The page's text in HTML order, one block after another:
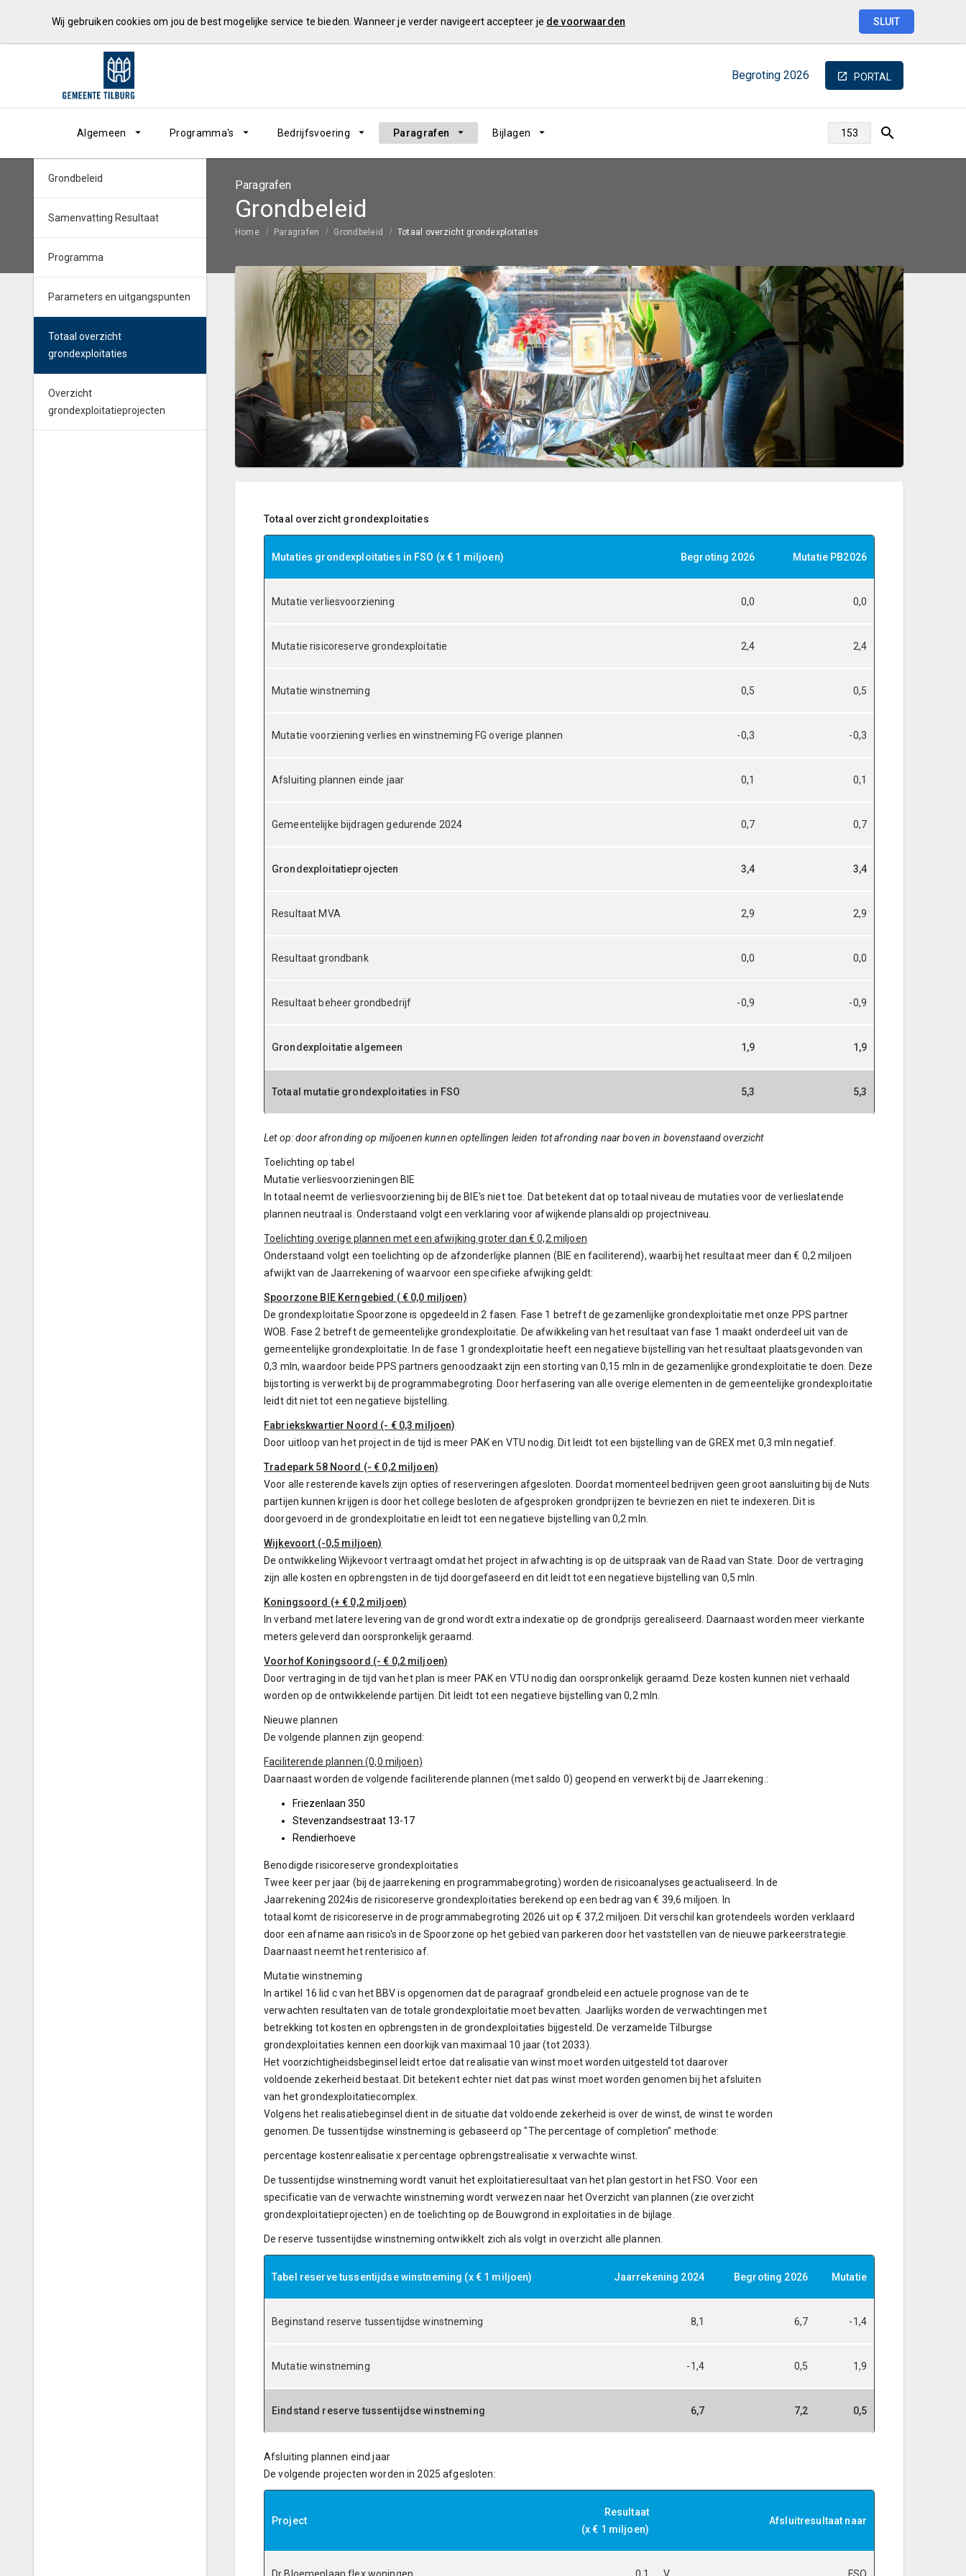
Wij gebruiken cookies om jou de best mogelijke service te bieden. Wanneer je verder navigeert accepteer je de voorwaarden SLUIT
Begroting 2026 PORTAL
Algemeen Programma's Bedrijfsvoering Paragrafen Bijlagen
Paragrafen
Grondbeleid
Home Paragrafen Grondbeleid Totaal overzicht grondexploitaties
Grondbeleid
Samenvatting Resultaat
Programma
Parameters en uitgangspunten
Totaal overzicht
grondexploitaties
Overzicht
grondexploitatieprojecten
Totaal overzicht grondexploitaties
Mutaties grondexploitaties in FSO (x € 1 miljoen) Begroting 2026 Mutatie PB2026
Mutatie verliesvoorziening 0,0 0,0
Mutatie risicoreserve grondexploitatie 2,4 2,4
Mutatie winstneming 0,5 0,5
Mutatie voorziening verlies en winstneming FG overige plannen -0,3 -0,3
Afsluiting plannen einde jaar 0,1 0,1
Gemeentelijke bijdragen gedurende 2024 0,7 0,7
Grondexploitatieprojecten 3,4 3,4
Resultaat MVA 2,9 2,9
Resultaat grondbank 0,0 0,0
Resultaat beheer grondbedrijf -0,9 -0,9
Grondexploitatie algemeen 1,9 1,9
Totaal mutatie grondexploitaties in FSO 5,3 5,3
Let op: door afronding op miljoenen kunnen optellingen leiden tot afronding naar boven in bovenstaand overzicht
Toelichting op tabel
Mutatie verliesvoorzieningen BIE
In totaal neemt de verliesvoorziening bij de BIE's niet toe. Dat betekent dat op totaal niveau de mutaties voor de verlieslatende
plannen neutraal is. Onderstaand volgt een verklaring voor afwijkende plansaldi op projectniveau.
Toelichting overige plannen met een afwijking groter dan € 0,2 miljoen
Onderstaand volgt een toelichting op de afzonderlijke plannen (BIE en faciliterend), waarbij het resultaat meer dan € 0,2 miljoen
afwijkt van de Jaarrekening of waarvoor een specifieke afwijking geldt:
Spoorzone BIE Kerngebied ( € 0,0 miljoen)
De grondexploitatie Spoorzone is opgedeeld in 2 fasen. Fase 1 betreft de gezamenlijke grondexploitatie met onze PPS partner
WOB. Fase 2 betreft de gemeentelijke grondexploitatie. De afwikkeling van het resultaat van fase 1 maakt onderdeel uit van de
gemeentelijke grondexploitatie. In de fase 1 grondexploitatie heeft een negatieve bijstelling van het resultaat plaatsgevonden van
0,3 mln, waardoor beide PPS partners genoodzaakt zijn een storting van 0,15 mln in de gezamenlijke grondexploitatie te doen. Deze
bijstorting is verwerkt bij de programmabegroting. Door herfasering van alle overige elementen in de gemeentelijke grondexploitatie
leidt dit niet tot een negatieve bijstelling.
Fabriekskwartier Noord (- € 0,3 miljoen)
Door uitloop van het project in de tijd is meer PAK en VTU nodig. Dit leidt tot een bijstelling van de GREX met 0,3 mln negatief.
Tradepark 58 Noord (- € 0,2 miljoen)
Voor alle resterende kavels zijn opties of reserveringen afgesloten. Doordat momenteel bedrijven geen groot aansluiting bij de Nuts
partijen kunnen krijgen is door het college besloten de afgesproken grondprijzen te bevriezen en niet te indexeren. Dit is
doorgevoerd in de grondexploitatie en leidt tot een negatieve bijstelling van 0,2 mln.
Wijkevoort (-0,5 miljoen)
De ontwikkeling Wijkevoort vertraagt omdat het project in afwachting is op de uitspraak van de Raad van State. Door de vertraging
zijn alle kosten en opbrengsten in de tijd doorgefaseerd en dit leidt tot een negatieve bijstelling van 0,5 mln.
Koningsoord (+ € 0,2 miljoen)
In verband met latere levering van de grond wordt extra indexatie op de grondprijs gerealiseerd. Daarnaast worden meer vierkante
meters geleverd dan oorspronkelijk geraamd.
Voorhof Koningsoord (- € 0,2 miljoen)
Door vertraging in de tijd van het plan is meer PAK en VTU nodig dan oorspronkelijk geraamd. Deze kosten kunnen niet verhaald
worden op de ontwikkelende partijen. Dit leidt tot een negatieve bijstelling van 0,2 mln.
Nieuwe plannen
De volgende plannen zijn geopend:
Faciliterende plannen (0,0 miljoen)
Daarnaast worden de volgende faciliterende plannen (met saldo 0) geopend en verwerkt bij de Jaarrekening.:
Friezenlaan 350
Stevenzandsestraat 13-17
Rendierhoeve
Benodigde risicoreserve grondexploitaties
Twee keer per jaar (bij de jaarrekening en programmabegroting) worden de risicoanalyses geactualiseerd. In de
Jaarrekening 2024is de risicoreserve grondexploitaties berekend op een bedrag van € 39,6 miljoen. In
totaal komt de risicoreserve in de programmabegroting 2026 uit op € 37,2 miljoen. Dit verschil kan grotendeels worden verklaard
door een afname aan risico's in de Spoorzone op het gebied van parkeren door het vaststellen van de nieuwe parkeerstrategie.
Daarnaast neemt het renterisico af.
Mutatie winstneming
In artikel 16 lid c van het BBV is opgenomen dat de paragraaf grondbeleid een actuele prognose van de te
verwachten resultaten van de totale grondexploitatie moet bevatten. Jaarlijks worden de verwachtingen met
betrekking tot kosten en opbrengsten in de grondexploitaties bijgesteld. De verzamelde Tilburgse
grondexploitaties kennen een doorkijk van maximaal 10 jaar (tot 2033).
Het voorzichtigheidsbeginsel leidt ertoe dat realisatie van winst moet worden uitgesteld tot daarover
voldoende zekerheid bestaat. Dit betekent echter niet dat pas winst moet worden genomen bij het afsluiten
van het grondexploitatiecomplex.
Volgens het realisatiebeginsel dient in de situatie dat voldoende zekerheid is over de winst, de winst te worden
genomen. De tussentijdse winstneming is gebaseerd op "The percentage of completion" methode:
percentage kostenrealisatie x percentage opbrengstrealisatie x verwachte winst.
De tussentijdse winstneming wordt vanuit het exploitatieresultaat van het plan gestort in het FSO. Voor een
specificatie van de verwachte winstneming wordt verwezen naar het Overzicht van plannen (zie overzicht
grondexploitatieprojecten) en de toelichting op de Bouwgrond in exploitaties in de bijlage.
De reserve tussentijdse winstneming ontwikkelt zich als volgt in overzicht alle plannen.
Tabel reserve tussentijdse winstneming (x € 1 miljoen) Jaarrekening 2024 Begroting 2026 Mutatie
Beginstand reserve tussentijdse winstneming 8,1 6,7 -1,4
Mutatie winstneming -1,4 0,5 1,9
Eindstand reserve tussentijdse winstneming 6,7 7,2 0,5
Afsluiting plannen eind jaar
De volgende projecten worden in 2025 afgesloten:
Project
Resultaat
(x € 1 miljoen)
Afsluitresultaat naar